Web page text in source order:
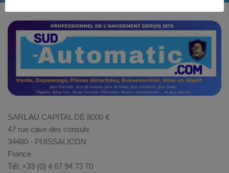
SARL AU CAPITAL DE 8000 €
47 rue cave des consuls
34480 - PUISSALICON
France
Tél: +33 (0) 4 67 94 73 70